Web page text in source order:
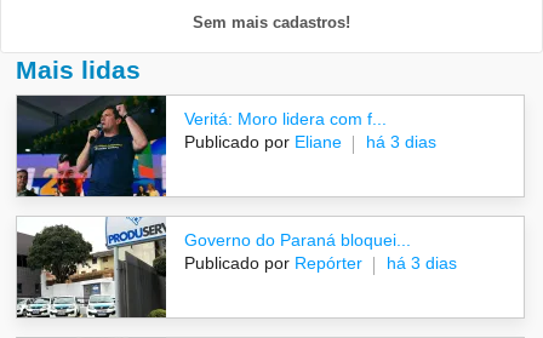
Sem mais cadastros!
Mais lidas
Veritá: Moro lidera com f...
Publicado por Eliane há 3 dias
Governo do Paraná bloquei...
Publicado por Repórter há 3 dias